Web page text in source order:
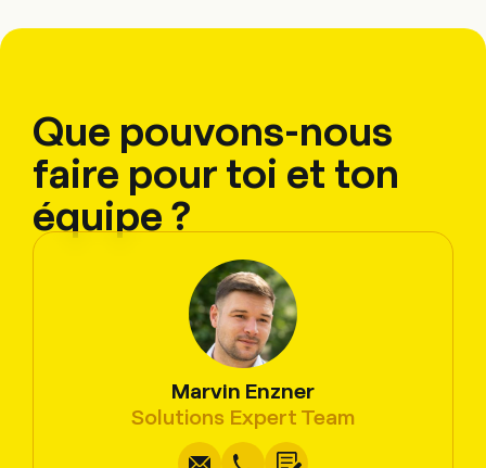
Que pouvons-nous
faire pour toi et ton
équipe ?
Marvin Enzner
Solutions Expert Team
Écrire Copier
Appel Copier